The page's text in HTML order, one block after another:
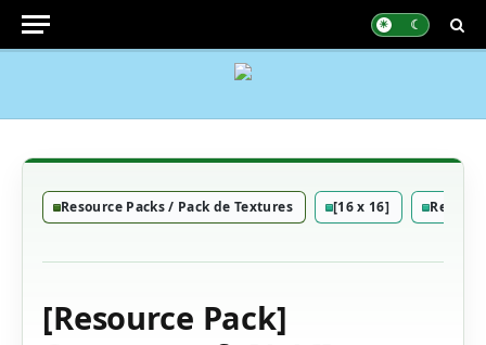
Resource Packs / Pack de Textures [16 x 16]
[Resource Pack]